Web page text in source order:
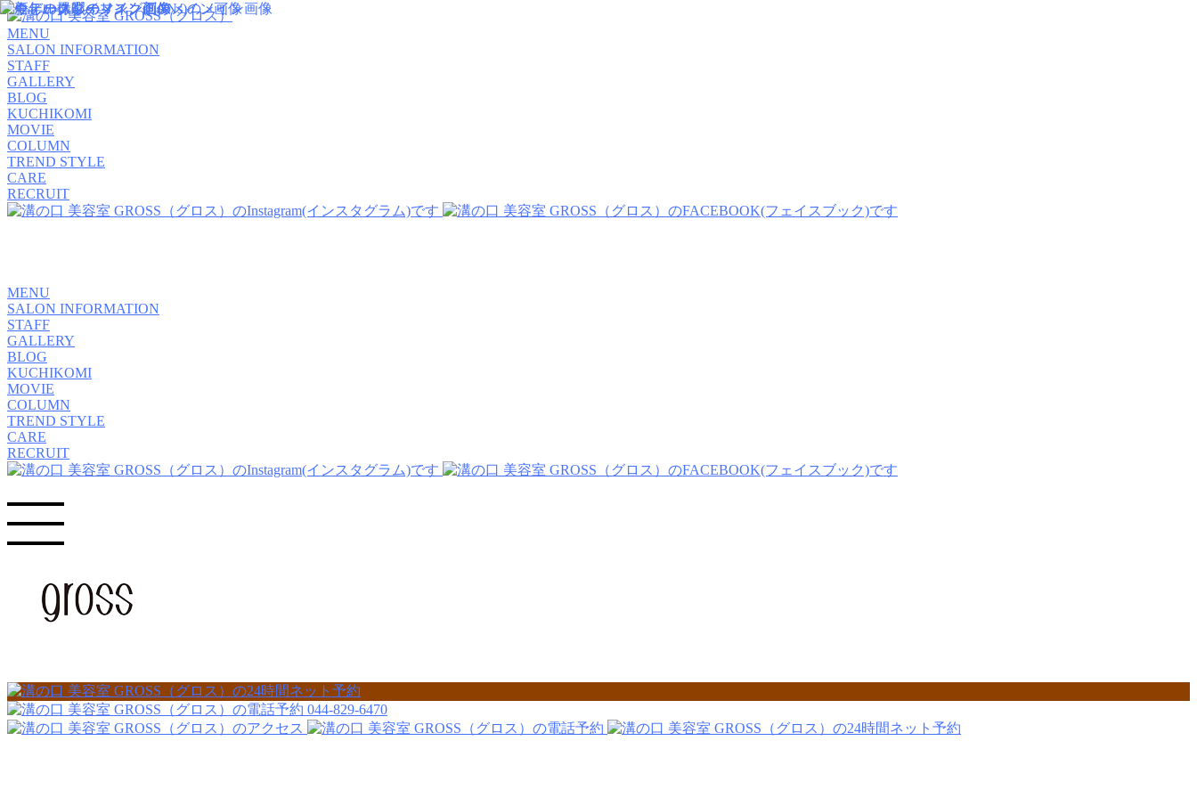
MENU
SALON INFORMATION
STAFF
GALLERY
BLOG
KUCHIKOMI
MOVIE
COLUMN
TREND STYLE
CARE
RECRUIT
MENU
SALON INFORMATION
STAFF
GALLERY
BLOG
KUCHIKOMI
MOVIE
COLUMN
TREND STYLE
CARE
RECRUIT
044-829-6470